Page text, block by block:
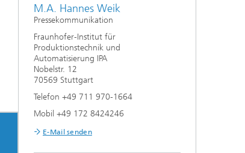
M.A. Hannes Weik
Pressekommunikation
Fraunhofer-Institut für
Produktionstechnik und
Automatisierung IPA
Nobelstr. 12
70569 Stuttgart
Telefon +49 711 970-1664
Mobil +49 172 8424246
E-Mail senden